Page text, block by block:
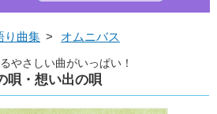
り曲集 > オムニバス
やさしい曲がいっぱい！
唄・想い出の唄